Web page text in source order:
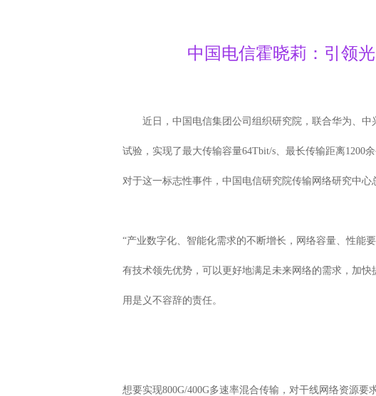
中国电信霍晓莉：引领
近日，中国电信集团公司组织研究院，联合华为、中
试验，实现了最大传输容量64Tbit/s、最长传输距离1200
对于这一标志性事件，中国电信研究院传输网络研究中心
“产业数字化、智能化需求的不断增长，网络容量、性能
有技术领先优势，可以更好地满足未来网络的需求，加
用是义不容辞的责任。
想要实现800G/400G多速率混合传输，对干线网络资源